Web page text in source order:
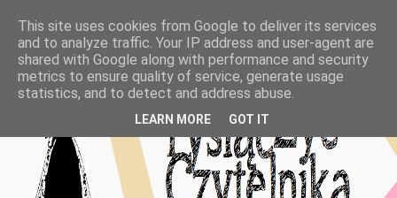
This site uses cookies from Google to deliver its services
and to analyze traffic. Your IP address and user-agent are
shared with Google along with performance and security
metrics to ensure quality of service, generate usage
statistics, and to detect and address abuse.
LEARN MORE GOT IT